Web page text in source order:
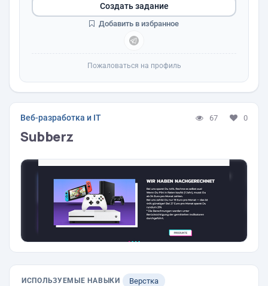
Создать задание
Добавить в избранное
Пожаловаться на профиль
Веб-разработка и IT 67 0
Subberz
ИСПОЛЬЗУЕМЫЕ НАВЫКИ Верстка